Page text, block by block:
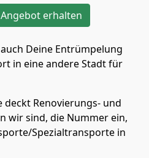
erhalten
Deine Entrümpelung
in eine andere Stadt für
Renovierungs- und
wir sind, die Nummer ein,
Spezialtransporte in